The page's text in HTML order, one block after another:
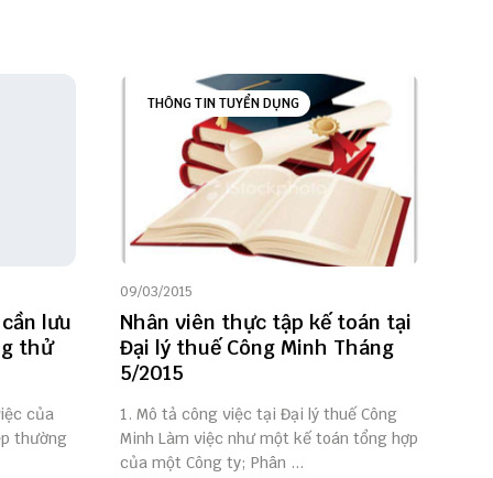
lưu
thử
của
thường
THÔNG TIN TUYỂN DỤNG
09/03/2015
Nhân viên thực tập kế toán tại
Đại lý thuế Công Minh Tháng
5/2015
1. Mô tả công việc tại Đại lý thuế Công
Minh Làm việc như một kế toán tổng hợp
của một Công ty; Phân ...